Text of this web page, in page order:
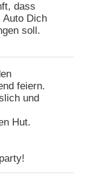
dass
Auto Dich
soll.
feiern.
und
Hut.